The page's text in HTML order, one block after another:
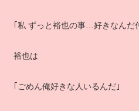
｢私 ずっと裕也の事…好きなんだ
裕也は
｢ごめん俺好きな人いるんだ｣